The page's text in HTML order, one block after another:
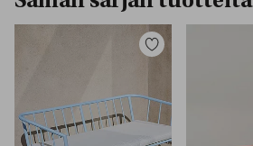
Lisää